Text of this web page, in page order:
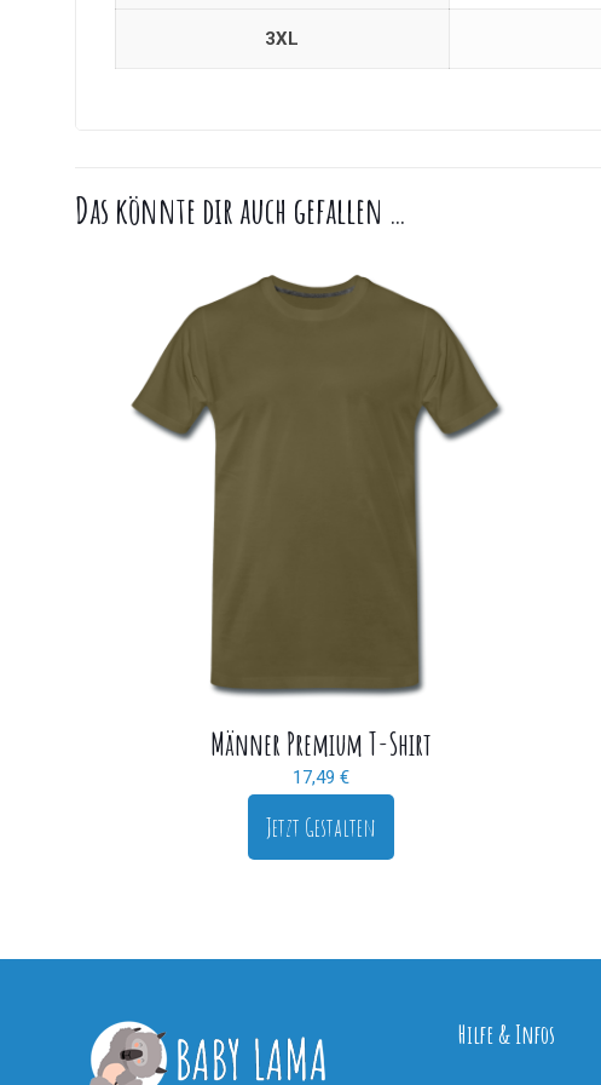
3XL
Das könnte dir auch gefallen …
Männer Premium T-Shirt
17,49 €
Jetzt Gestalten
Hilfe & Infos